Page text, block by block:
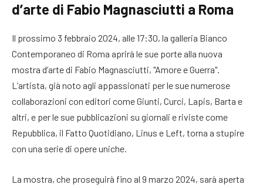
d’arte di Fabio Magnasciutti a Roma
Il prossimo 3 febbraio 2024, alle 17:30, la galleria Bianco
Contemporaneo di Roma aprirà le sue porte alla nuova
mostra d’arte di Fabio Magnasciutti, "Amore e Guerra".
L’artista, già noto agli appassionati per le sue numerose
collaborazioni con editori come Giunti, Curci, Lapis, Barta e
altri, e per le sue pubblicazioni su giornali e riviste come
Repubblica, il Fatto Quotidiano, Linus e Left, torna a stupire
con una serie di opere uniche.
La mostra, che proseguirà fino al 9 marzo 2024, sarà aperta